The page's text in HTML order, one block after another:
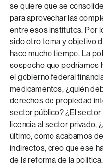
se quiere que se
para aprovechar las
entre esos institutos. Por
sido otro tema y objetivo
hace mucho tiempo. La
sospecho que podríamos
el gobierno federal
medicamentos, ¿quién
derechos de propiedad
sector público? ¿El sector
licencia al sector privado,
último, como acabamos
indirectos, creo que ese
de la reforma de la